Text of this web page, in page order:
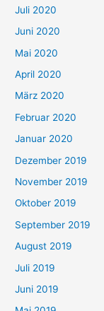
Juli 2020
Juni 2020
Mai 2020
April 2020
März 2020
Februar 2020
Januar 2020
Dezember 2019
November 2019
Oktober 2019
September 2019
August 2019
Juli 2019
Juni 2019